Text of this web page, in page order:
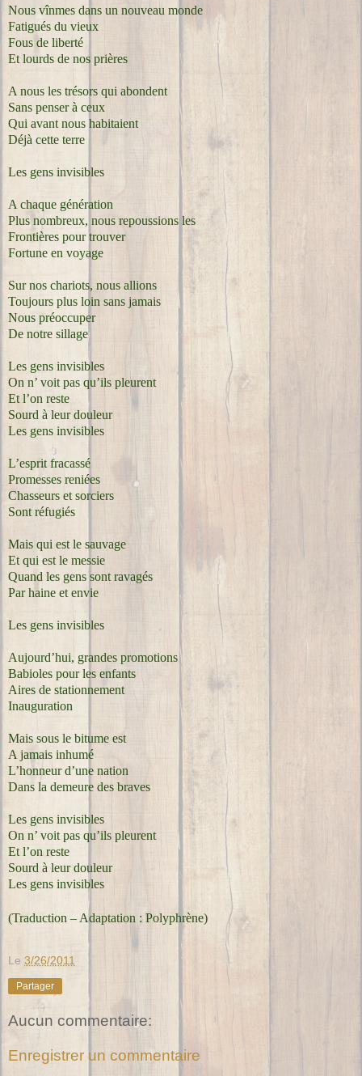
Nous vînmes dans un nouveau monde
Fatigués du vieux
Fous de liberté
Et lourds de nos prières
A nous les trésors qui abondent
Sans penser à ceux
Qui avant nous habitaient
Déjà cette terre
Les gens invisibles
A chaque génération
Plus nombreux, nous repoussions les
Frontières pour trouver
Fortune en voyage
Sur nos chariots, nous allions
Toujours plus loin sans jamais
Nous préoccuper
De notre sillage
Les gens invisibles
On n’ voit pas qu’ils pleurent
Et l’on reste
Sourd à leur douleur
Les gens invisibles
L’esprit fracassé
Promesses reniées
Chasseurs et sorciers
Sont réfugiés
Mais qui est le sauvage
Et qui est le messie
Quand les gens sont ravagés
Par haine et envie
Les gens invisibles
Aujourd’hui, grandes promotions
Babioles pour les enfants
Aires de stationnement
Inauguration
Mais sous le bitume est
A jamais inhumé
L’honneur d’une nation
Dans la demeure des braves
Les gens invisibles
On n’ voit pas qu’ils pleurent
Et l’on reste
Sourd à leur douleur
Les gens invisibles
(Traduction – Adaptation : Polyphrène)
Le 3/26/2011
Partager
Aucun commentaire:
Enregistrer un commentaire